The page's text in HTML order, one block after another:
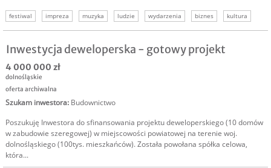
festiwal impreza muzyka ludzie wydarzenia biznes kultura
Inwestycja deweloperska - gotowy projekt
4 000 000 zł
dolnośląskie
oferta archiwalna
Szukam inwestora: Budownictwo
Poszukuję Inwestora do sfinansowania projektu deweloperskiego (10 domów
w zabudowie szeregowej) w miejscowości powiatowej na terenie woj.
dolnośląskiego (100tys. mieszkańców). Została powołana spółka celowa,
która...